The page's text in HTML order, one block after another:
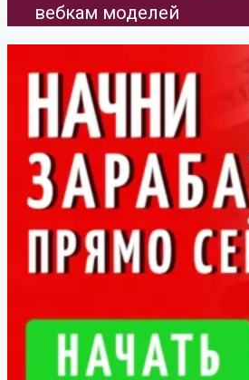
вебкам моделей